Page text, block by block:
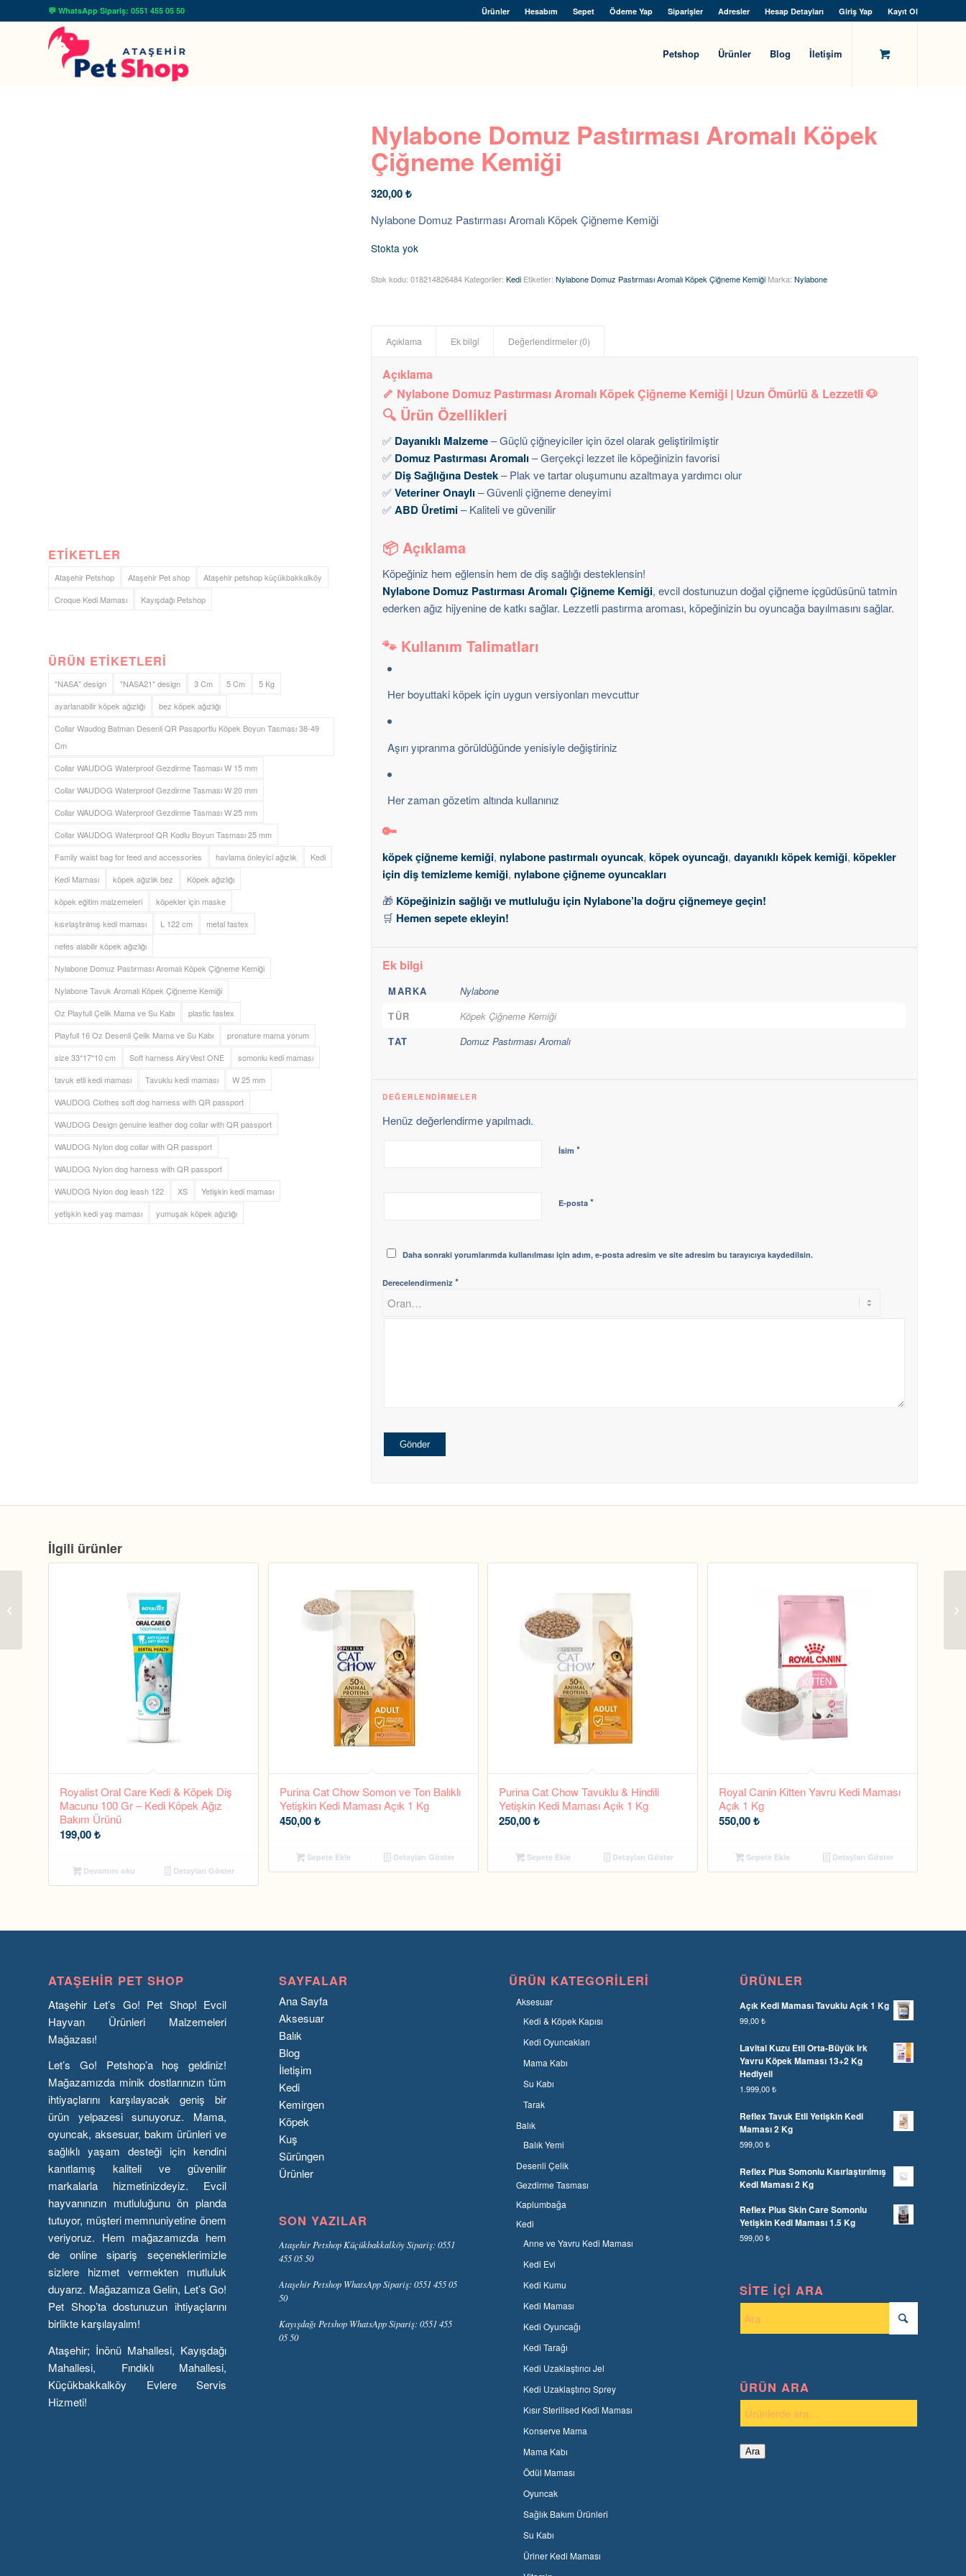
Ürünler Hesabım Sepet Ödeme Yap Siparişler Adresler Hesap Detayları Giriş Yap Kayıt Ol
💬 WhatsApp Sipariş: 0551 455 05 50
Petshop Ürünler Blog İletişim
ETIKETLER
Ataşehir Petshop Ataşehir Pet shop
Ataşehir petshop küçükbakkalköy
Croque Kedi Maması
Kayışdağı Petshop
ÜRÜN ETIKETLERI
"NASA" design "NASA21" design 3 Cm 5 Cm
5 Kg
ayarlanabilir köpek ağızlığı
bez köpek ağızlığı
Collar Waudog Batman Desenli QR Pasaportlu Köpek Boyun Tasması 38-49
Cm
Collar WAUDOG Waterproof Gezdirme Tasması W 15 mm
Collar WAUDOG Waterproof Gezdirme Tasması W 20 mm
Collar WAUDOG Waterproof Gezdirme Tasması W 25 mm
Collar WAUDOG Waterproof QR Kodlu Boyun Tasması 25 mm
Family waist bag for feed and accessories
havlama önleyici ağızlık
Kedi
Kedi Maması
köpek ağızlık bez
Köpek ağızlığı
köpek eğitim malzemeleri
köpekler için maske
kısırlaştırılmış kedi maması
L 122 cm
metal fastex
nefes alabilir köpek ağızlığı
Nylabone Domuz Pastırması Aromalı Köpek Çiğneme Kemiği
Nylabone Tavuk Aromalı Köpek Çiğneme Kemiği
Oz Playfull Çelik Mama ve Su Kabı
plastic fastex
Playfull 16 Oz Desenli Çelik Mama ve Su Kabı
pronature mama yorum
size 33*17*10 cm
Soft harness AiryVest ONE
somonlu kedi maması
tavuk etli kedi maması
Tavuklu kedi maması
W 25 mm
WAUDOG Clothes soft dog harness with QR passport
WAUDOG Design genuine leather dog collar with QR passport
WAUDOG Nylon dog collar with QR passport
WAUDOG Nylon dog harness with QR passport
WAUDOG Nylon dog leash 122
XS
Yetişkin kedi maması
yetişkin kedi yaş maması
yumuşak köpek ağızlığı
Nylabone Domuz Pastırması Aromalı Köpek
Çiğneme Kemiği
320,00₺
Nylabone Domuz Pastırması Aromalı Köpek Çiğneme Kemiği
Stokta yok
Stok kodu:018214826484 Kategoriler:Kedi Etiketler:Nylabone Domuz Pastırması Aromalı Köpek Çiğneme Kemiği Marka:Nylabone
Açıklama Ek bilgi Değerlendirmeler (0)
Açıklama
🦴 Nylabone Domuz Pastırması Aromalı Köpek Çiğneme Kemiği | Uzun Ömürlü & Lezzetli 🐶
🔍 Ürün Özellikleri
✅ Dayanıklı Malzeme– Güçlü çiğneyiciler için özel olarak geliştirilmiştir
✅ Domuz Pastırması Aromalı – Gerçekçi lezzet ile köpeğinizin favorisi
✅ Diş Sağlığına Destek– Plak ve tartar oluşumunu azaltmaya yardımcı olur
✅Veteriner Onaylı – Güvenli çiğneme deneyimi
✅ABD Üretimi– Kaliteli ve güvenilir
📦 Açıklama
Köpeğiniz hem eğlensin hem de diş sağlığı desteklensin!
Nylabone Domuz Pastırması Aromalı Çiğneme Kemiği, evcil dostunuzun doğal çiğneme içgüdüsünü tatmin
ederken ağız hijyenine de katkı sağlar. Lezzetli pastırma aroması, köpeğinizin bu oyuncağa bayılmasını sağlar.
🐾 Kullanım Talimatları
Her boyuttaki köpek için uygun versiyonları mevcuttur
Aşırı yıpranma görüldüğünde yenisiyle değiştiriniz
Her zaman gözetim altında kullanınız
🔑
köpek çiğneme kemiği, nylabone pastırmalı oyuncak,köpek oyuncağı,dayanıklı köpek kemiği,köpekler
için diş temizleme kemiği, nylabone çiğneme oyuncakları
🎁 Köpeğinizin sağlığı ve mutluluğu için Nylabone’la doğru çiğnemeye geçin!
🛒 Hemen sepete ekleyin!
Ek bilgi
MARKA
Nylabone
TÜR
Köpek Çiğneme Kemiği
TAT
Domuz Pastırması Aromalı
DEĞERLENDIRMELER
Henüz değerlendirme yapılmadı.
İsim*
E-posta*
Daha sonraki yorumlarımda kullanılması için adım, e-posta adresim ve site adresim bu tarayıcıya kaydedilsin.
Derecelendirmeniz*
İlgili ürünler
Royalist Oral Care Kedi & Köpek Diş
Macunu 100 Gr – Kedi Köpek Ağız
Bakım Ürünü
199,00₺
Devamını oku Detayları Göster
Purina Cat Chow Somon ve Ton Balıklı
Yetişkin Kedi Maması Açık 1 Kg
450,00₺
Sepete Ekle Detayları Göster
Purina Cat Chow Tavuklu & Hindili
Yetişkin Kedi Maması Açık 1 Kg
250,00₺
Sepete Ekle Detayları Göster
Royal Canin Kitten Yavru Kedi Maması
Açık 1 Kg
550,00₺
Sepete Ekle Detayları Göster
ATAŞEHIR PET SHOP
Ataşehir Let’s Go! Pet Shop! Evcil
Hayvan Ürünleri Malzemeleri
Mağazası!
Let’s Go! Petshop’a hoş geldiniz!
Mağazamızda minik dostlarınızın tüm
ihtiyaçlarını karşılayacak geniş bir
ürün yelpazesi sunuyoruz. Mama,
oyuncak, aksesuar, bakım ürünleri ve
sağlıklı yaşam desteği için kendini
kanıtlamış kaliteli ve güvenilir
markalarla hizmetinizdeyiz. Evcil
hayvanınızın mutluluğunu ön planda
tutuyor, müşteri memnuniyetine önem
veriyoruz. Hem mağazamızda hem
de online sipariş seçeneklerimizle
sizlere hizmet vermekten mutluluk
duyarız. Mağazamıza Gelin, Let’s Go!
Pet Shop’ta dostunuzun ihtiyaçlarını
birlikte karşılayalım!
Ataşehir; İnönü Mahallesi, Kayışdağı
Mahallesi, Fındıklı Mahallesi,
Küçükbakkalköy Evlere Servis
Hizmeti!
SAYFALAR
Ana Sayfa
Aksesuar
Balık
Blog
İletişim
Kedi
Kemirgen
Köpek
Kuş
Sürüngen
Ürünler
SON YAZILAR
Ataşehir Petshop Küçükbakkalköy Sipariş: 0551
455 05 50
Ataşehir Petshop WhatsApp Sipariş: 0551 455 05
50
Kayışdağı Petshop WhatsApp Sipariş: 0551 455
05 50
ÜRÜN KATEGORILERI
Aksesuar
Kedi & Köpek Kapısı
Kedi Oyuncakları
Mama Kabı
Su Kabı
Tarak
Balık
Balık Yemi
Desenli Çelik
Gezdirme Tasması
Kaplumbağa
Kedi
Anne ve Yavru Kedi Maması
Kedi Evi
Kedi Kumu
Kedi Maması
Kedi Oyuncağı
Kedi Tarağı
Kedi Uzaklaştırıcı Jel
Kedi Uzaklaştırıcı Sprey
Kısır Sterilised Kedi Maması
Konserve Mama
Mama Kabı
Ödül Maması
Oyuncak
Sağlık Bakım Ürünleri
Su Kabı
Üriner Kedi Maması
ÜRÜNLER
Açık Kedi Maması Tavuklu Açık 1 Kg
99,00₺
Lavital Kuzu Etli Orta-Büyük Irk
Yavru Köpek Maması 13+2 Kg
Hediyeli
1.999,00₺
Reflex Tavuk Etli Yetişkin Kedi
Maması 2 Kg
599,00₺
Reflex Plus Somonlu Kısırlaştırılmış
Kedi Maması 2 Kg
Reflex Plus Skin Care Somonlu
Yetişkin Kedi Maması 1.5 Kg
599,00₺
SITE İÇI ARA
ÜRÜN ARA
Ara